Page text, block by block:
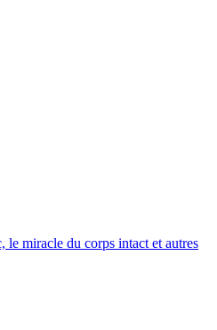
le miracle du corps intact et autres